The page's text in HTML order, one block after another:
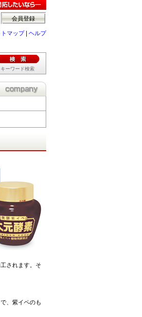
会員登録
マップ| ヘルプ
ーワード検索
されます。そ
、紫イペのも